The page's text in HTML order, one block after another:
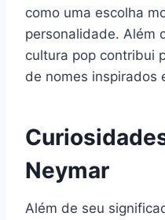
como uma escolha
personalidade. Além
cultura pop contribui
de nomes inspirados
Neymar
Além de seu